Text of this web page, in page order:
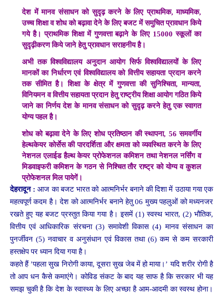
देश में मानव संसाधन को सुदृढ़ करने के लिए प्राथमिक, माध्यमिक,
उच्च शिक्षा व शोध को बढ़ावा देने के लिए बजट में समुचित प्रावधान किये
गये है। प्राथमिक शिक्षा में गुणवत्ता बढ़ाने के लिए 15000 स्कूलों का
सुदृढ़ीकरण किये जाने हेतु प्रावधान सराहनीय है।
अभी तक विश्वविद्यालय अनुदान आयोग सिर्फ विश्वविद्यालयों के लिए
मानकों का निर्धारण एवं विश्वविद्यालय को वित्तीय सहायता प्रदान करने
तक सीमित है। शिक्षा के क्षेत्र में गुणवत्ता की सुनिश्चिता, मान्यता,
विनियमन व वित्तीय सहायता प्रदान हेतु राष्ट्रीय शिक्षा आयोग गठित किये
जाने का निर्णय देश के मानव संसाधन को सुदृढ़ करने हेतु एक स्वागत
योग्य पहल है।
शोध को बढ़ावा देने के लिए शोध प्रतिष्ठान की स्थापना, 56 समवर्गीय
हेल्थकेयर कोर्सेस की पारदर्शिता और क्षमता को व्यवस्थित करने के लिए
नेशनल एलाईड हैल्थ केयर प्रोफेशनल कमिशन तथा नेशनल नर्सिंग व
मिडवाइफरी कमिशन के गठन से निश्चित तौर राष्ट्र को योग्य व कुशल
प्रोफेशनल मिल पायेगें।
देहरादून : आज का बजट भारत को आत्मनिर्भर बनाने की दिशा में उठाया गया एक
महत्वपूर्ण कदम है। देश को आत्मनिर्भर बनाने हेतु 06 मुख्य पहलुओं को मध्यनजर
रखते हुए यह बजट प्रस्तुत किया गया है। इसमें (1) स्वस्थ भारत, (2) भौतिक,
वित्तीय एवं आधिकारिक संरचना (3) समावेशी विकास (4) मानव संसाधन का
पुनर्जीवन (5) नवाचार व अनुसंधान एवं विकास तथा (6) कम से कम सरकारी
हस्तक्षेप पर ध्यान दिया गया है।
कहते हैं ’पहला सुख निरोगी काया, दूसरा सुख जेब में हो माया।’ यदि शरीर रोगी है
तो आप धन कैसे कमाएंगे। कोविड संकट के बाद यह साफ है कि सरकार भी यह
समझ चुकी है कि देश के स्वास्थ्य के लिए अच्छा है आम-आदमी का स्वस्थ होना।